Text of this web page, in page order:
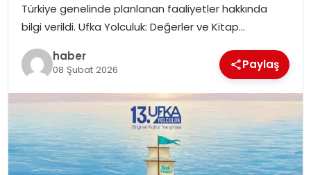
MAGAZIN
TEKNOLOJI
Türkiye genelinde planlanan faaliyetler hakkında
bilgi verildi. Ufka Yolculuk: Değerler ve Kitap…
haber
08 Şubat 2026 Paylaş